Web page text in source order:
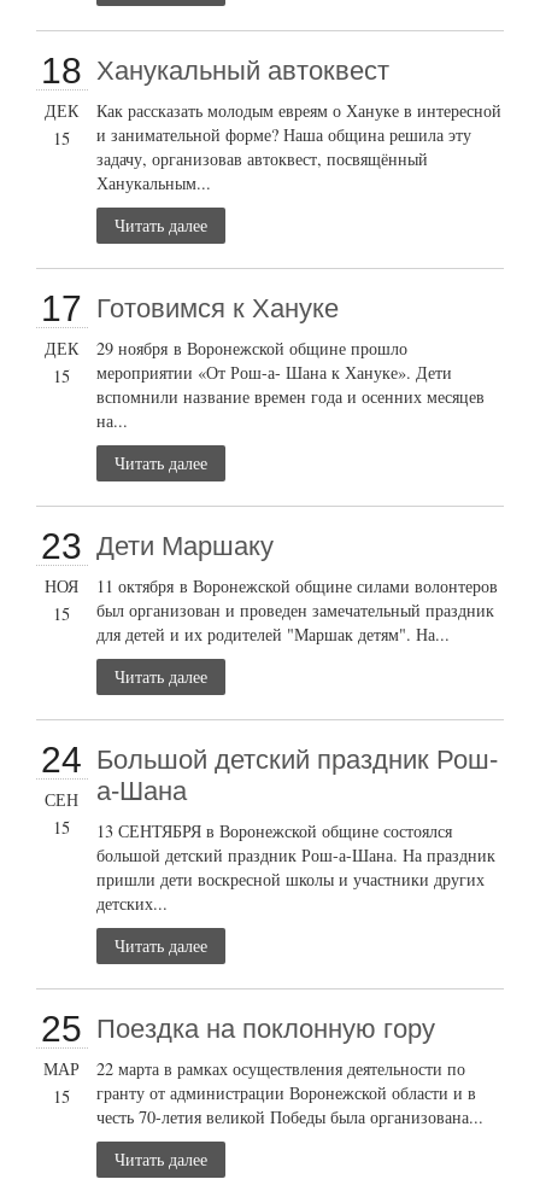
18
ДЕК
15
Ханукальный автоквест
Как рассказать молодым евреям о Хануке в интересной
и занимательной форме? Наша община решила эту
задачу, организовав автоквест, посвящённый
Ханукальным...
Читать далее
17
ДЕК
15
Готовимся к Хануке
29 ноября в Воронежской общине прошло
мероприятии «От Рош-а- Шана к Хануке». Дети
вспомнили название времен года и осенних месяцев
на...
Читать далее
23
НОЯ
15
Дети Маршаку
11 октября в Воронежской общине силами волонтеров
был организован и проведен замечательный праздник
для детей и их родителей "Маршак детям". На...
Читать далее
24
СЕН
15
Большой детский праздник Рош-
а-Шана
13 СЕНТЯБРЯ в Воронежской общине состоялся
большой детский праздник Рош-а-Шана. На праздник
пришли дети воскресной школы и участники других
детских...
Читать далее
25
МАР
15
Поездка на поклонную гору
22 марта в рамках осуществления деятельности по
гранту от администрации Воронежской области и в
честь 70-летия великой Победы была организована...
Читать далее